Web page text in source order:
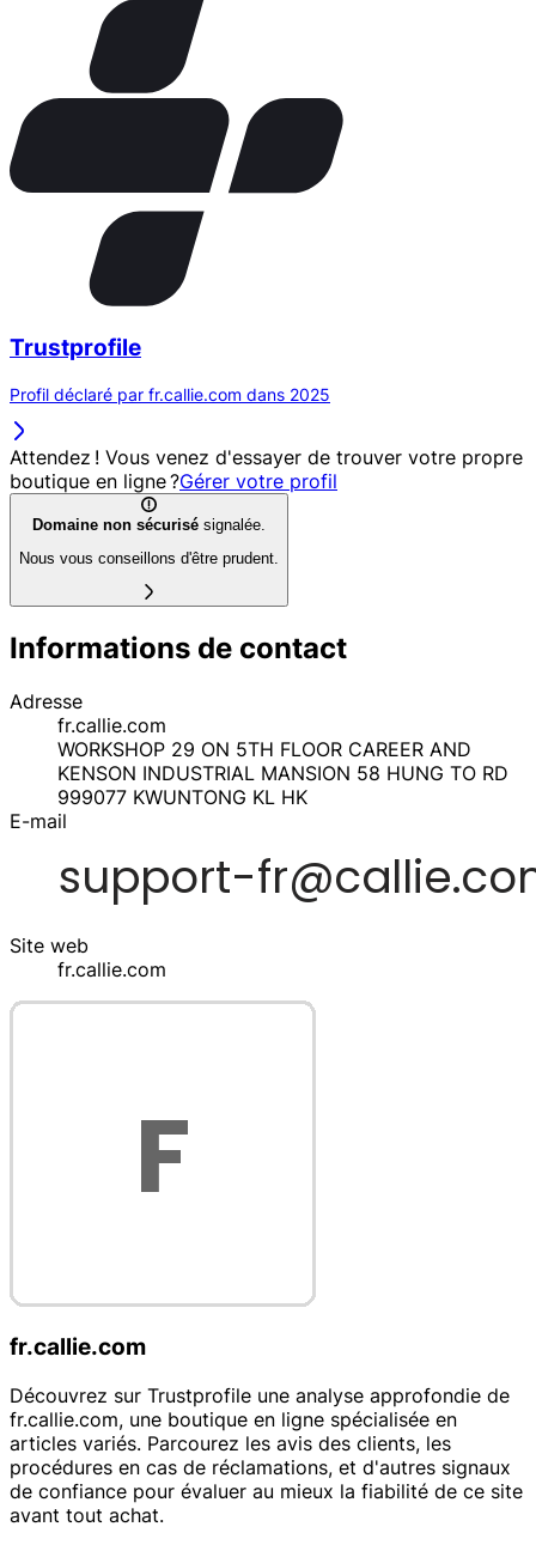
Trustprofile
Profil déclaré par fr.callie.com dans 2025
Attendez ! Vous venez d'essayer de trouver votre propre
boutique en ligne ?Gérer votre profil
Domaine non sécurisé signalée.
Nous vous conseillons d'être prudent.
Informations de contact
Adresse
fr.callie.com
WORKSHOP 29 ON 5TH FLOOR CAREER AND
KENSON INDUSTRIAL MANSION 58 HUNG TO RD
999077 KWUNTONG KL HK
E-mail
Site web
fr.callie.com
fr.callie.com
Découvrez sur Trustprofile une analyse approfondie de
fr.callie.com, une boutique en ligne spécialisée en
articles variés. Parcourez les avis des clients, les
procédures en cas de réclamations, et d'autres signaux
de confiance pour évaluer au mieux la fiabilité de ce site
avant tout achat.